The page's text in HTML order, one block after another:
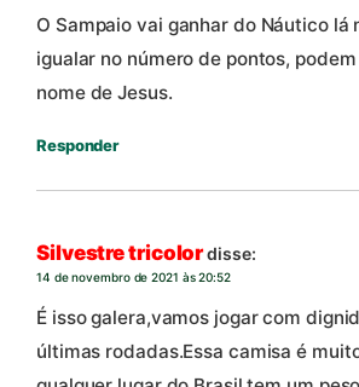
O Sampaio vai ganhar do Náutico lá
igualar no número de pontos,
nome de Jesus.
Responder
Silvestre tricolordisse:
14 de novembro de 2021 às 20:52
É isso galera,vamos jogar com
últimas rodadas.Essa camisa é